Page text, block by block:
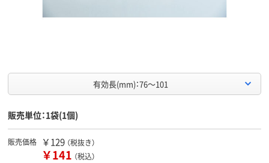
有効長(mm)：76～101
販売単位：1袋(1個)
販売価格 ￥129 （税抜き）
￥141 （税込）